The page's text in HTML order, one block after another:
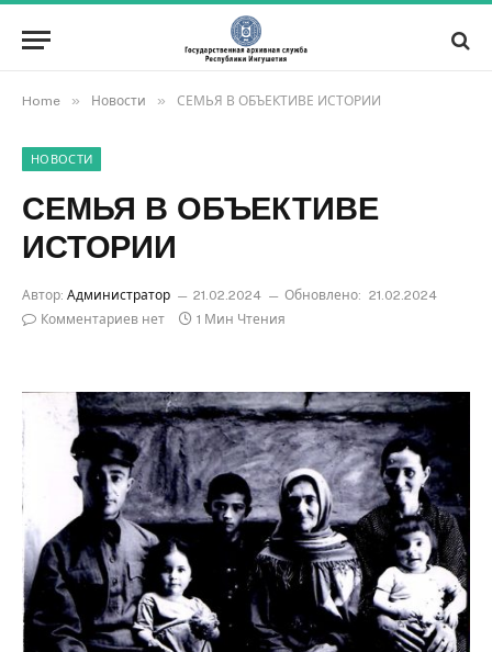
Home » Новости » СЕМЬЯ В ОБЪЕКТИВЕ ИСТОРИИ
НОВОСТИ
СЕМЬЯ В ОБЪЕКТИВЕ
ИСТОРИИ
Автор: Администратор 21.02.2024 Обновлено: 21.02.2024
Комментариев нет
1 Мин Чтения